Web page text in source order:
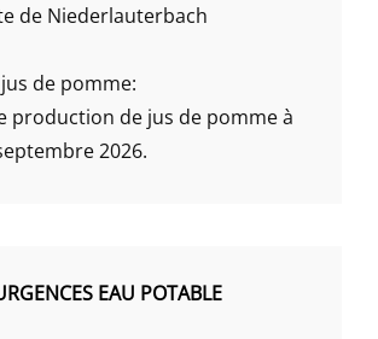
de Niederlauterbach
de pomme:
production de jus de pomme à
2026.
EAU POTABLE